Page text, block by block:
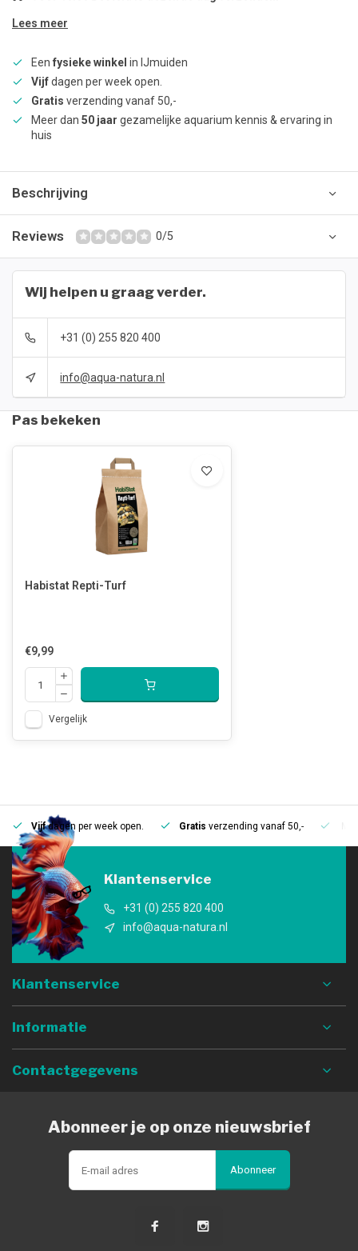
Lees meer
Een fysieke winkel in IJmuiden
Vijfdagen per week open.
Gratis verzending vanaf 50,-
Meer dan 50 jaar gezamelijke aquarium kennis & ervaring in
huis
Beschrijving
Reviews 0/5
Wij helpen u graag verder.
+31 (0) 255 820 400
info@aqua-natura.nl
Pas bekeken
Habistat Repti-Turf
€9,99
Vergelijk
Vijfdagen per week open. Gratis verzending vanaf 50,-
Klantenservice
+31 (0) 255 820 400
info@aqua-natura.nl
Klantenservice
Informatie
Contactgegevens
Abonneer je op onze nieuwsbrief
Abonneer